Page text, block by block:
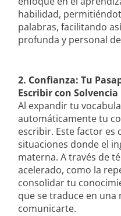
habilidad,
palabras, facilitando
profunda y personal
2. Confianza: Tu
Escribir con Solvencia
Al expandir tu
automáticamente tu
escribir. Este factor es
situaciones donde el
materna. A través de
acelerado, como la
consolidar tu
que se traduce en una
comunicarte.